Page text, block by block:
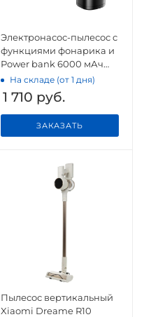
Электронасос-пылесос c
функциями фонарика и
Power bank 6000 мАч
(AVA-AIR-004)
На складе (от 1 дня)
1 710 руб.
ЗАКАЗАТЬ
Пылесос вертикальный
Xiaomi Dreame R10